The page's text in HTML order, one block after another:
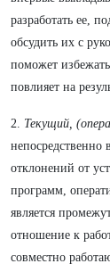
разработать ее,
обсудить их с
поможет
повлияет на
2. Текущий,
непосредственно
отклонений от
программ,
является
отношение к
совместно